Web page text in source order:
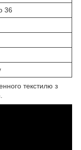
36
текстилю з